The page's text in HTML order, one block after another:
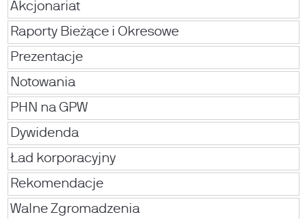
Akcjonariat
Raporty Bieżące i Okresowe
Prezentacje
Notowania
PHN na GPW
Dywidenda
Ład korporacyjny
Rekomendacje
Walne Zgromadzenia